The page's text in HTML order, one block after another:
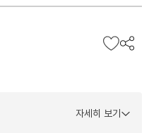
자세히 보기